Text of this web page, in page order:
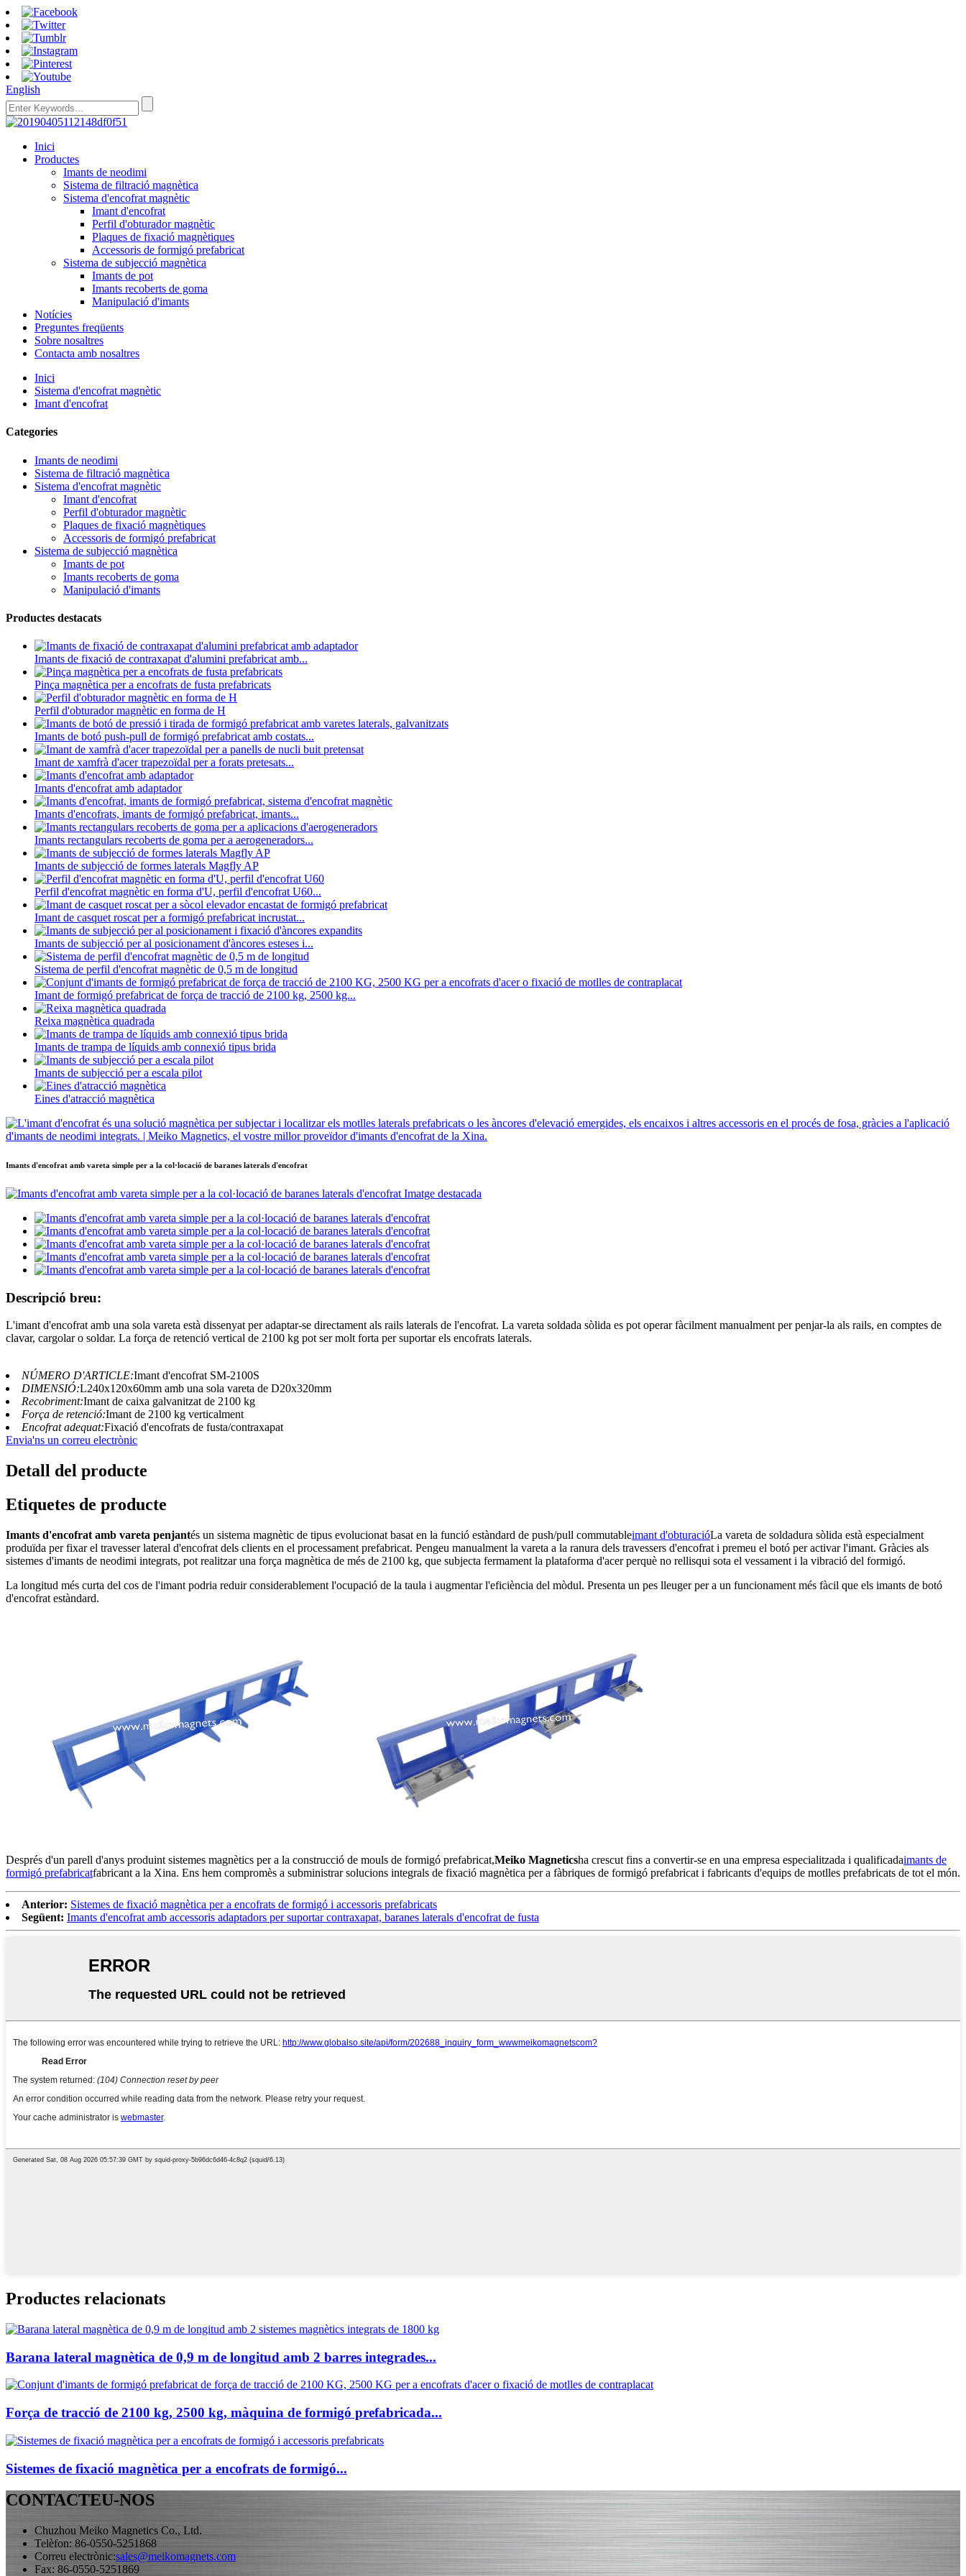
English
Inici
Productes
Imants de neodimi
Sistema de filtració magnètica
Sistema d'encofrat magnètic
Imant d'encofrat
Perfil d'obturador magnètic
Plaques de fixació magnètiques
Accessoris de formigó prefabricat
Sistema de subjecció magnètica
Imants de pot
Imants recoberts de goma
Manipulació d'imants
Notícies
Preguntes freqüents
Sobre nosaltres
Contacta amb nosaltres
Inici
Sistema d'encofrat magnètic
Imant d'encofrat
Categories
Imants de neodimi
Sistema de filtració magnètica
Sistema d'encofrat magnètic
Imant d'encofrat
Perfil d'obturador magnètic
Plaques de fixació magnètiques
Accessoris de formigó prefabricat
Sistema de subjecció magnètica
Imants de pot
Imants recoberts de goma
Manipulació d'imants
Productes destacats
Imants de fixació de contraxapat d'alumini prefabricat amb...
Pinça magnètica per a encofrats de fusta prefabricats
Perfil d'obturador magnètic en forma de H
Imants de botó push-pull de formigó prefabricat amb costats...
Imant de xamfrà d'acer trapezoïdal per a forats pretesats...
Imants d'encofrat amb adaptador
Imants d'encofrats, imants de formigó prefabricat, imants...
Imants rectangulars recoberts de goma per a aerogeneradors...
Imants de subjecció de formes laterals Magfly AP
Perfil d'encofrat magnètic en forma d'U, perfil d'encofrat U60...
Imant de casquet roscat per a formigó prefabricat incrustat...
Imants de subjecció per al posicionament d'àncores esteses i...
Sistema de perfil d'encofrat magnètic de 0,5 m de longitud
Imant de formigó prefabricat de força de tracció de 2100 kg, 2500 kg...
Reixa magnètica quadrada
Imants de trampa de líquids amb connexió tipus brida
Imants de subjecció per a escala pilot
Eines d'atracció magnètica
Imants d'encofrat amb vareta simple per a la col·locació de baranes laterals d'encofrat
Descripció breu:
L'imant d'encofrat amb una sola vareta està dissenyat per adaptar-se directament als rails laterals de l'encofrat. La vareta soldada sòlida es pot operar fàcilment manualment per penjar-la als rails, en comptes de
clavar, cargolar o soldar. La força de retenció vertical de 2100 kg pot ser molt forta per suportar els encofrats laterals.
NÚMERO D'ARTICLE:Imant d'encofrat SM-2100S
DIMENSIÓ:L240x120x60mm amb una sola vareta de D20x320mm
Recobriment:Imant de caixa galvanitzat de 2100 kg
Força de retenció:Imant de 2100 kg verticalment
Encofrat adequat:Fixació d'encofrats de fusta/contraxapat
Envia'ns un correu electrònic
Detall del producte
Etiquetes de producte
Imants d'encofrat amb vareta penjantés un sistema magnètic de tipus evolucionat basat en la funció estàndard de push/pull commutableimant d'obturacióLa vareta de soldadura sòlida està especialment
produïda per fixar el travesser lateral d'encofrat dels clients en el processament prefabricat. Pengeu manualment la vareta a la ranura dels travessers d'encofrat i premeu el botó per activar l'imant. Gràcies als
sistemes d'imants de neodimi integrats, pot realitzar una força magnètica de més de 2100 kg, que subjecta fermament la plataforma d'acer perquè no rellisqui sota el vessament i la vibració del formigó.
La longitud més curta del cos de l'imant podria reduir considerablement l'ocupació de la taula i augmentar l'eficiència del mòdul. Presenta un pes lleuger per a un funcionament més fàcil que els imants de botó
d'encofrat estàndard.
Després d'un parell d'anys produint sistemes magnètics per a la construcció de mouls de formigó prefabricat,Meiko Magneticsha crescut fins a convertir-se en una empresa especialitzada i qualificadaimants de
formigó prefabricatfabricant a la Xina. Ens hem compromès a subministrar solucions integrals de fixació magnètica per a fàbriques de formigó prefabricat i fabricants d'equips de motlles prefabricats de tot el món.
Anterior: Sistemes de fixació magnètica per a encofrats de formigó i accessoris prefabricats
Següent: Imants d'encofrat amb accessoris adaptadors per suportar contraxapat, baranes laterals d'encofrat de fusta
Productes relacionats
Barana lateral magnètica de 0,9 m de longitud amb 2 barres integrades...
Força de tracció de 2100 kg, 2500 kg, màquina de formigó prefabricada...
Sistemes de fixació magnètica per a encofrats de formigó...
CONTACTEU-NOS
Chuzhou Meiko Magnetics Co., Ltd.
Telèfon: 86-0550-5251868
Correu electrònic:sales@meikomagnets.com
Fax: 86-0550-5251869